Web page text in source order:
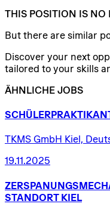
THIS POSITION IS NO
But there are similar
Discover your next
tailored to your skills
ÄHNLICHE JOBS
TKMS GmbH Kiel,
19.11.2025
STANDORT KIEL